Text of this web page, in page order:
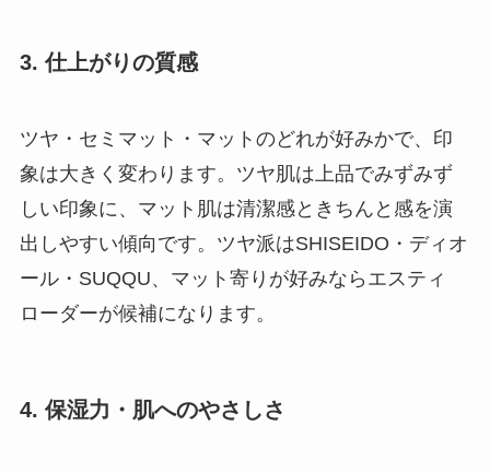
3. 仕上がりの質感
ツヤ・セミマット・マットのどれが好みかで、印
象は大きく変わります。ツヤ肌は上品でみずみず
しい印象に、マット肌は清潔感ときちんと感を演
出しやすい傾向です。ツヤ派はSHISEIDO・ディオ
ール・SUQQU、マット寄りが好みならエスティ
ローダーが候補になります。
4. 保湿力・肌へのやさしさ